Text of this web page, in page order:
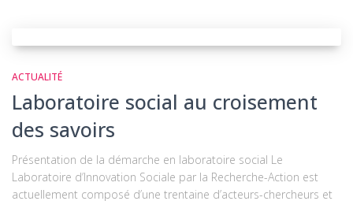
ACTUALITÉ
Laboratoire social au croisement
des savoirs
Présentation de la démarche en laboratoire social Le
Laboratoire d’Innovation Sociale par la Recherche-Action est
actuellement composé d’une trentaine d’acteurs-chercheurs et